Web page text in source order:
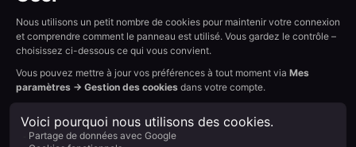
utilisateurs gérer leurs préférences.